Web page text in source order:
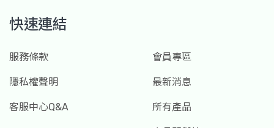
快速連結
服務條款
隱私權聲明
客服中心Q&A
會員專區
最新消息
所有產品